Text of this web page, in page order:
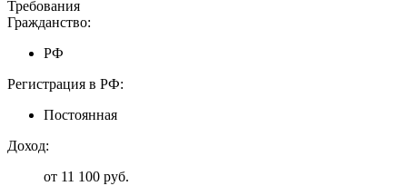
Требования
Гражданство:
РФ
Регистрация в РФ:
Постоянная
Доход:
от 11 100 руб.